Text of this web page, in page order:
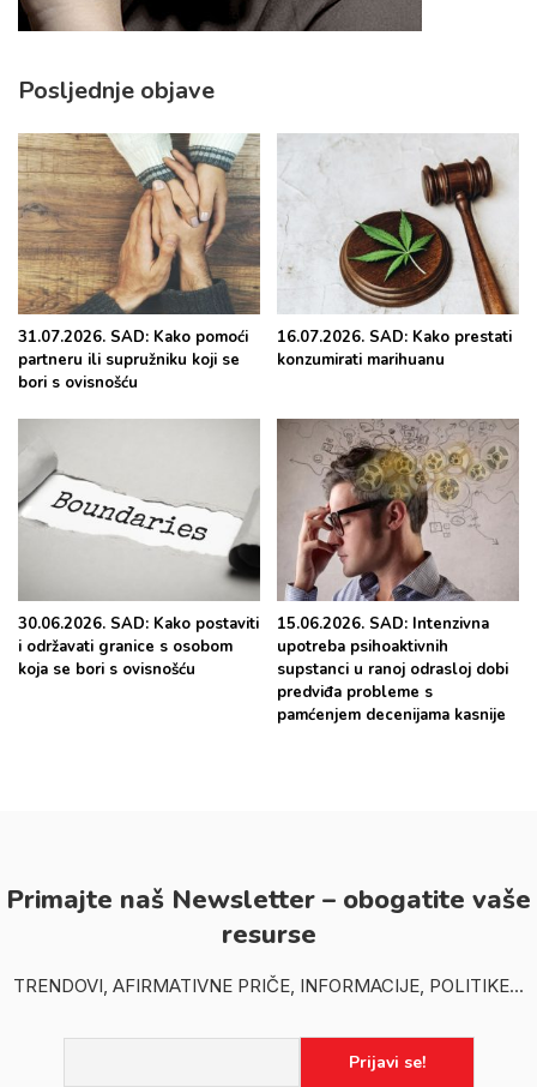
Posljednje objave
31.07.2026. SAD: Kako pomoći
partneru ili supružniku koji se
bori s ovisnošću
16.07.2026. SAD: Kako prestati
konzumirati marihuanu
30.06.2026. SAD: Kako postaviti
i održavati granice s osobom
koja se bori s ovisnošću
15.06.2026. SAD: Intenzivna
upotreba psihoaktivnih
supstanci u ranoj odrasloj dobi
predviđa probleme s
pamćenjem decenijama kasnije
Primajte naš Newsletter – obogatite vaše
resurse
TRENDOVI, AFIRMATIVNE PRIČE, INFORMACIJE, POLITIKE...